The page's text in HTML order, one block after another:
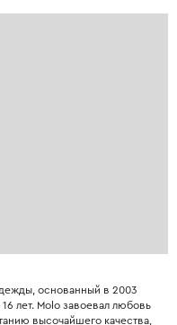
основанный в 2003
лет. Molo завоевал любовь
высочайшего качества,